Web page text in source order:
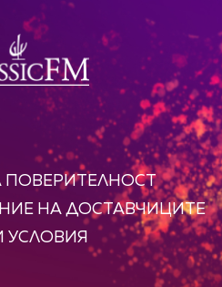
ПОВЕРИТЕЛНОСТ
НА ДОСТАВЧИЦИТЕ